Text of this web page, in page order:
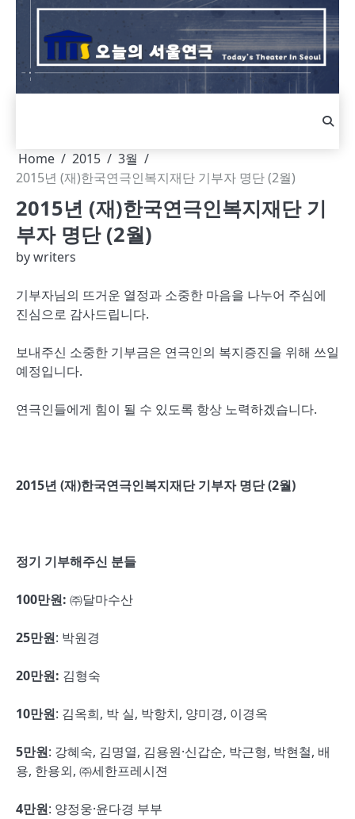
Skip
content
Home 2015
3월
2015년 (재)한국연극인복지재단 기부자 명단 (2월)
2015년 (재)한국연극인복지재단 기
부자 명단 (2월)
bywriters
기부자님의 뜨거운 열정과 소중한 마음을 나누어 주심에
진심으로 감사드립니다.
보내주신 소중한 기부금은 연극인의 복지증진을 위해 쓰일
예정입니다.
연극인들에게 힘이 될 수 있도록 항상 노력하겠습니다.
2015년 (재)한국연극인복지재단 기부자 명단 (2월)
정기 기부해주신 분들
100만원: ㈜달마수산
25만원: 박원경
20만원: 김형숙
10만원: 김옥희, 박 실, 박항치, 양미경, 이경옥
5만원: 강혜숙, 김명열, 김용원·신갑순, 박근형, 박현철, 배
용, 한용외, ㈜세한프레시젼
4만원: 양정웅·윤다경 부부